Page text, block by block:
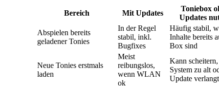
Bereich Mit Updates
Toniebox
Updates
Abspielen bereits
geladener Tonies
In der Regel
stabil, inkl.
Bugfixes
Häufig stabil,
Inhalte bereits
Box sind
Neue Tonies erstmals
laden
Meist
reibungslos,
wenn WLAN
ok
Kann
System zu alt
Update